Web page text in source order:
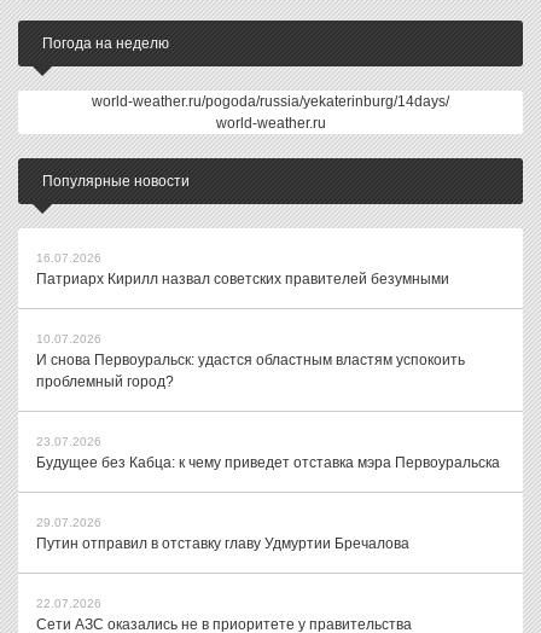
Погода на неделю
world-weather.ru/pogoda/russia/yekaterinburg/14days/
world-weather.ru
Популярные новости
16.07.2026
Патриарх Кирилл назвал советских правителей безумными
10.07.2026
И снова Первоуральск: удастся областным властям успокоить
проблемный город?
23.07.2026
Будущее без Кабца: к чему приведет отставка мэра Первоуральска
29.07.2026
Путин отправил в отставку главу Удмуртии Бречалова
22.07.2026
Сети АЗС оказались не в приоритете у правительства